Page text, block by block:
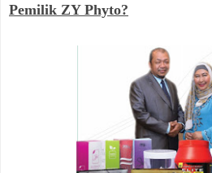
Pemilik ZY Phyto?